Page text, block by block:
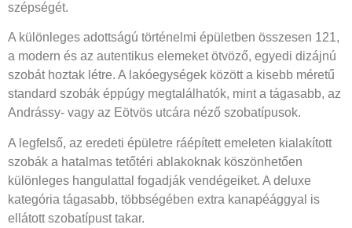
szépségét.
A különleges adottságú történelmi épületben összesen 121,
a modern és az autentikus elemeket ötvöző, egyedi dizájnú
szobát hoztak létre. A lakóegységek között a kisebb méretű
standard szobák éppúgy megtalálhatók, mint a tágasabb, az
Andrássy- vagy az Eötvös utcára néző szobatípusok.
A legfelső, az eredeti épületre ráépített emeleten kialakított
szobák a hatalmas tetőtéri ablakoknak köszönhetően
különleges hangulattal fogadják vendégeiket. A deluxe
kategória tágasabb, többségében extra kanapéággyal is
ellátott szobatípust takar.